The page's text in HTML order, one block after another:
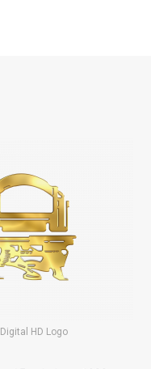
HD Logo